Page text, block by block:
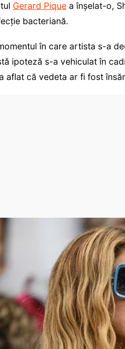
Gerard Pique a înșelat-o,
bacteriană.
în care artista s-a
ipoteză s-a vehiculat în
aflat că vedeta ar fi fost